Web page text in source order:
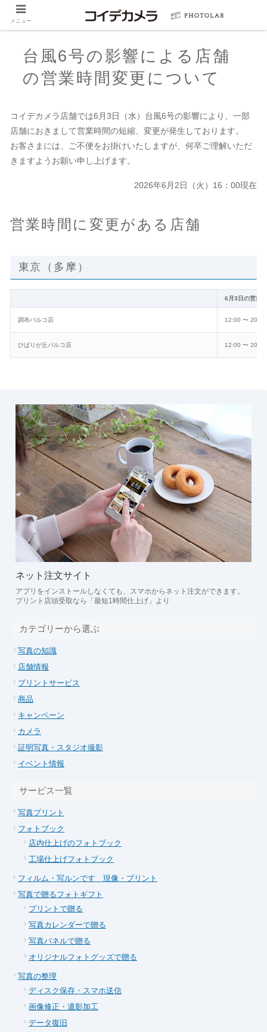
台風6号の影響による店舗
の営業時間変更について
コイデカメラ店舗では6月3日（水）台風6号の影響により、一部
店舗におきまして営業時間の短縮、変更が発生しております。
お客さまには、ご不便をお掛けいたしますが、何卒ご理解いただ
きますようお願い申し上げます。
2026年6月2日（火）16：00現在
営業時間に変更がある店舗
東京（多摩）
6月3日の営業
調布パルコ店 12:00 〜 20:30
ひばりが丘パルコ店 12:00 〜 20:00
ネット注文サイト
アプリをインストールしなくても、スマホからネット注文ができます。
プリント店頭受取なら「最短1時間仕上げ」より
カテゴリーから選ぶ
写真の知識
店舗情報
プリントサービス
商品
キャンペーン
カメラ
証明写真・スタジオ撮影
イベント情報
サービス一覧
写真プリント
フォトブック
店内仕上げのフォトブック
工場仕上げフォトブック
フィルム・写ルンです 現像・プリント
写真で贈るフォトギフト
プリントで贈る
写真カレンダーで贈る
写真パネルで贈る
オリジナルフォトグッズで贈る
写真の整理
ディスク保存・スマホ送信
画像修正・遺影加工
データ復旧
メニュー